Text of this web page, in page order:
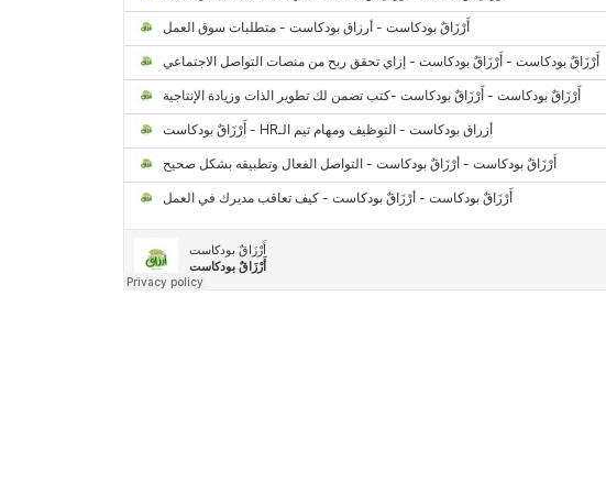
حصاد 2022 لمشروع "رواد 2030″
كل ما تريد معرفته عن مشروع "رواد
2030″
مركز جروان للثقافة والفنون | نموذج المركز